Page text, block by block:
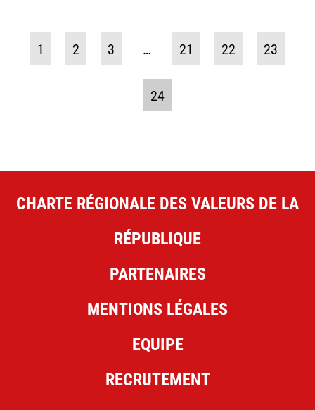
1 2 3 … 21 22 23
24
CHARTE RÉGIONALE DES VALEURS DE LA
RÉPUBLIQUE
PARTENAIRES
MENTIONS LÉGALES
EQUIPE
RECRUTEMENT